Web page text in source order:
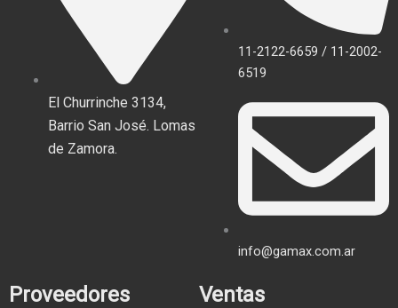
El Churrinche 3134,
Barrio San José. Lomas
de Zamora.
11-2122-6659 / 11-2002-
6519
info@gamax.com.ar
Proveedores Ventas